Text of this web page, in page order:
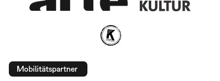
Mobilitätspartner